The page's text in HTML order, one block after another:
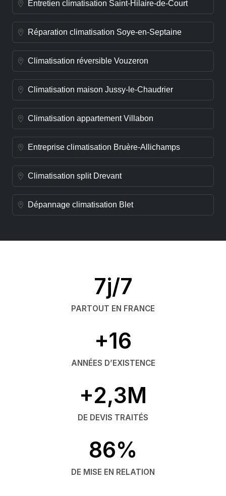
Entretien climatisation Saint-Hilaire-de-Court
Réparation climatisation Soye-en-Septaine
Climatisation réversible Vouzeron
Climatisation maison Jussy-le-Chaudrier
Climatisation appartement Villabon
Entreprise climatisation Bruère-Allichamps
Climatisation split Drevant
Dépannage climatisation Blet
7j/7
PARTOUT EN FRANCE
+16
ANNÉES D’EXISTENCE
+2,3M
DE DEVIS TRAITÉS
86%
DE MISE EN RELATION